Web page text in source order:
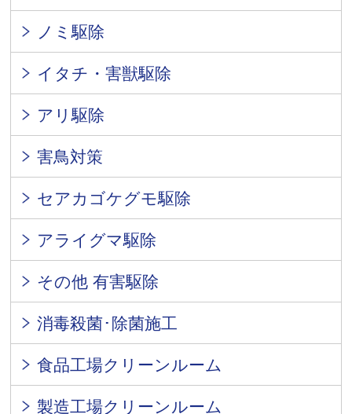
ノミ駆除
イタチ・害獣駆除
アリ駆除
害鳥対策
セアカゴケグモ駆除
アライグマ駆除
その他 有害駆除
消毒殺菌･除菌施工
食品工場クリーンルーム
製造工場クリーンルーム